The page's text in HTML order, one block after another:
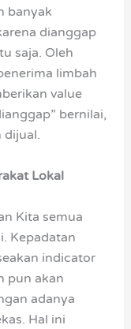
banyak
dianggap
saja. Oleh
limbah
value
bernilai,
dijual.
Lokal
Kita semua
Kepadatan
indicator
pun akan
adanya
Hal ini